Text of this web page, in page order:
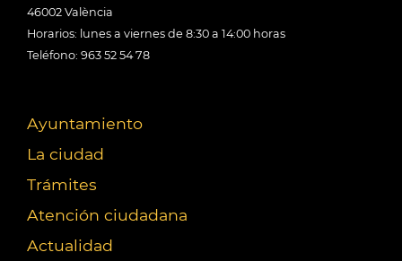
46002 València
Horarios: lunes a viernes de 8:30 a 14:00 horas
Teléfono: 963 52 54 78
Ayuntamiento
La ciudad
Trámites
Atención ciudadana
Actualidad